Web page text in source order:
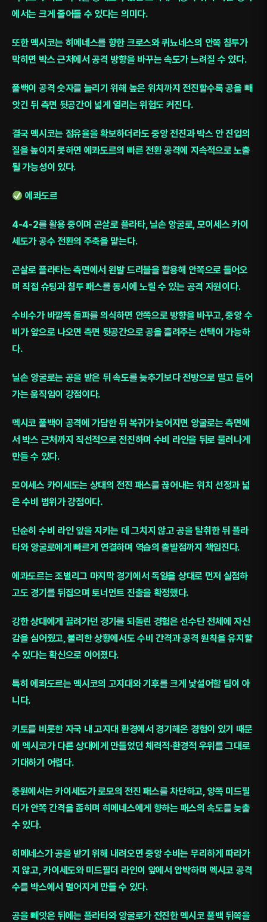
에서는 크게 줄어들 수 있다는 의미다.
또한 멕시코는 히메네스를 향한 크로스와 퀴뇨네스의 안쪽 침투가
막히면 박스 근처에서 공격 방향을 바꾸는 속도가 느려질 수 있다.
풀백이 공격 숫자를 늘리기 위해 높은 위치까지 전진할수록 공을 빼
앗긴 뒤 측면 뒷공간이 넓게 열리는 위험도 커진다.
결국 멕시코는 점유율을 확보하더라도 중앙 전진과 박스 안 진입의
질을 높이지 못하면 에콰도르의 빠른 전환 공격에 지속적으로 노출
될 가능성이 있다.
에콰도르
4-4-2를 활용 중이며 곤살로 플라타, 닐손 앙굴로, 모이세스 카이
세도가 공수 전환의 주축을 맡는다.
곤살로 플라타는 측면에서 왼발 드리블을 활용해 안쪽으로 들어오
며 직접 슈팅과 침투 패스를 동시에 노릴 수 있는 공격 자원이다.
수비수가 바깥쪽 돌파를 의식하면 안쪽으로 방향을 바꾸고, 중앙 수
비가 앞으로 나오면 측면 뒷공간으로 공을 흘려주는 선택이 가능하
다.
닐손 앙굴로는 공을 받은 뒤 속도를 늦추기보다 전방으로 밀고 들어
가는 움직임이 강점이다.
멕시코 풀백이 공격에 가담한 뒤 복귀가 늦어지면 앙굴로는 측면에
서 박스 근처까지 직선적으로 전진하며 수비 라인을 뒤로 물러나게
만들 수 있다.
모이세스 카이세도는 상대의 전진 패스를 끊어내는 위치 선정과 넓
은 수비 범위가 강점이다.
단순히 수비 라인 앞을 지키는 데 그치지 않고 공을 탈취한 뒤 플라
타와 앙굴로에게 빠르게 연결하며 역습의 출발점까지 책임진다.
에콰도르는 조별리그 마지막 경기에서 독일을 상대로 먼저 실점하
고도 경기를 뒤집으며 토너먼트 진출을 확정했다.
강한 상대에게 끌려가던 경기를 되돌린 경험은 선수단 전체에 자신
감을 심어줬고, 불리한 상황에서도 수비 간격과 공격 원칙을 유지할
수 있다는 확신으로 이어졌다.
특히 에콰도르는 멕시코의 고지대와 기후를 크게 낯설어할 팀이 아
니다.
키토를 비롯한 자국 내 고지대 환경에서 경기해온 경험이 있기 때문
에 멕시코가 다른 상대에게 만들었던 체력적·환경적 우위를 그대로
기대하기 어렵다.
중원에서는 카이세도가 로모의 전진 패스를 차단하고, 양쪽 미드필
더가 안쪽 간격을 좁히며 히메네스에게 향하는 패스의 속도를 늦출
수 있다.
히메네스가 공을 받기 위해 내려오면 중앙 수비는 무리하게 따라가
지 않고, 카이세도와 미드필더 라인이 앞에서 압박하며 멕시코 공격
수를 박스에서 멀어지게 만들 수 있다.
공을 빼앗은 뒤에는 플라타와 앙굴로가 전진한 멕시코 풀백 뒤쪽을